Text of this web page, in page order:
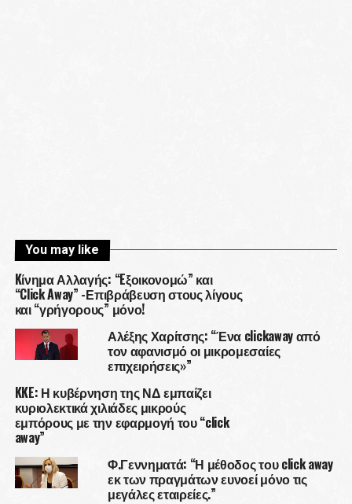
You may like
Kίνημα Αλλαγής: “Eξοικονομώ” και
“Click Away” -Επιβράβευση στους λίγους
και “γρήγορους” μόνο!
Αλέξης Χαρίτσης: “Ένα clickaway από
τον αφανισμό οι μικρομεσαίες
επιχειρήσεις»”
KKE: Η κυβέρνηση της ΝΔ εμπαίζει
κυριολεκτικά χιλιάδες μικρούς
εμπόρους με την εφαρμογή του “click
away”
Φ.Γεννηματά: “Η μέθοδος του click away
εκ των πραγμάτων ευνοεί μόνο τις
μεγάλες εταιρείες.”